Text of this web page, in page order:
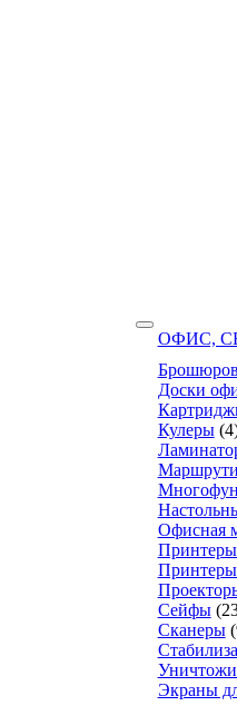
ОФИС,
Доски
Кулеры
Офисная
Принтеры
Сейфы
Сканеры
Экраны